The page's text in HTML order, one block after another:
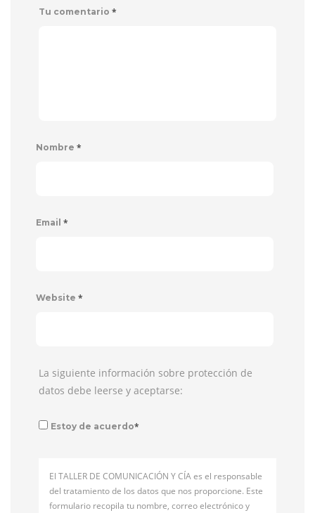
Tu comentario *
Nombre *
Email *
Website *
La siguiente información sobre protección de
datos debe leerse y aceptarse:
Estoy de acuerdo*
El TALLER DE COMUNICACIÓN Y CÍA es el responsable
del tratamiento de los datos que nos proporcione. Este
formulario recopila tu nombre, correo electrónico y